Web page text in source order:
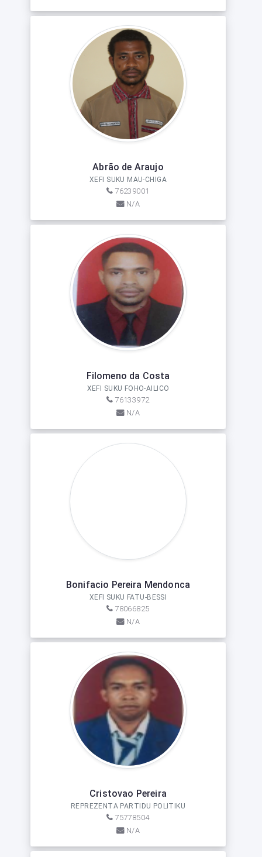
Abrão de Araujo
XEFI SUKU MAU-CHIGA
76239001
N/A
Filomeno da Costa
XEFI SUKU FOHO-AILICO
76133972
N/A
Bonifacio Pereira Mendonca
XEFI SUKU FATU-BESSI
78066825
N/A
Cristovao Pereira
REPREZENTA PARTIDU POLITIKU
75778504
N/A